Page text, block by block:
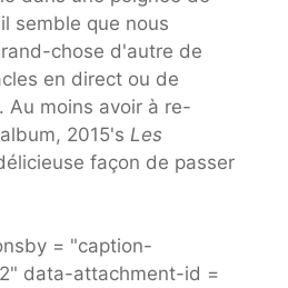
semble que nous
chose d'autre de
en direct ou de
Au moins avoir à re-
2015's Les
façon de passer
= "caption-
data-attachment-id =